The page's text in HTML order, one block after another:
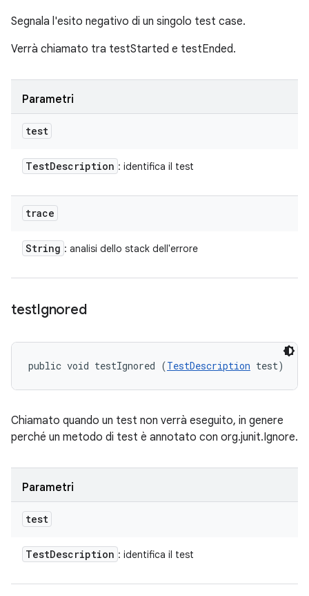
Segnala l'esito negativo di un singolo test case.
Verrà chiamato tra testStarted e testEnded.
Parametri
test
TestDescription : identifica il test
trace
String : analisi dello stack dell'errore
testIgnored
public void testIgnored (TestDescription test)
Chiamato quando un test non verrà eseguito, in genere
perché un metodo di test è annotato con org.junit.Ignore.
Parametri
test
TestDescription : identifica il test